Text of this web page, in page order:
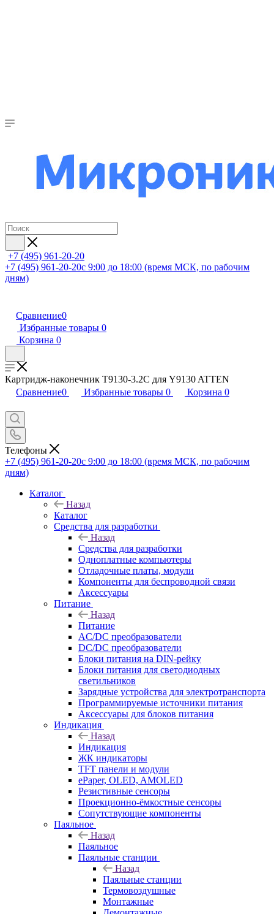
+7 (495) 961-20-20
+7 (495) 961-20-20с 9:00 до 18:00 (время МСК, по рабочим
дням)
Сравнение0
Избранные товары 0
Корзина 0
Картридж-наконечник T9130-3.2C для Y9130 ATTEN
Сравнение0 Избранные товары 0 Корзина 0
Телефоны
+7 (495) 961-20-20с 9:00 до 18:00 (время МСК, по рабочим
дням)
Каталог
Назад
Каталог
Средства для разработки
Назад
Средства для разработки
Одноплатные компьютеры
Отладочные платы, модули
Компоненты для беспроводной связи
Аксессуары
Питание
Назад
Питание
AC/DC преобразователи
DC/DC преобразователи
Блоки питания на DIN-рейку
Блоки питания для светодиодных
светильников
Зарядные устройства для электротранспорта
Программируемые источники питания
Аксессуары для блоков питания
Индикация
Назад
Индикация
ЖК индикаторы
TFT панели и модули
ePaper, OLED, AMOLED
Резистивные сенсоры
Проекционно-ёмкостные сенсоры
Сопутствующие компоненты
Паяльное
Назад
Паяльное
Паяльные станции
Назад
Паяльные станции
Термовоздушные
Монтажные